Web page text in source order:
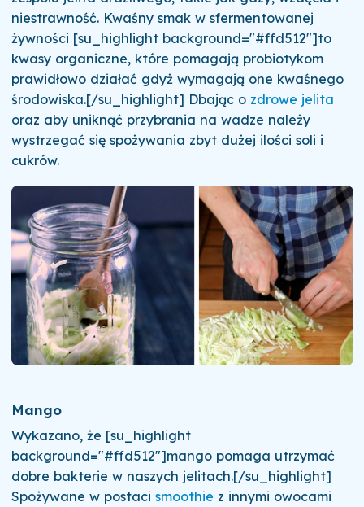
niestrawność. Kwaśny smak w sfermentowanej
żywności [su_highlight background="#ffd512"]to
kwasy organiczne, które pomagają probiotykom
prawidłowo działać gdyż wymagają one kwaśnego
środowiska.[/su_highlight] Dbając o zdrowe jelita
oraz aby uniknąć przybrania na wadze należy
wystrzegać się spożywania zbyt dużej ilości soli i
cukrów.
Mango
Wykazano, że [su_highlight
background="#ffd512"]mango pomaga utrzymać
dobre bakterie w naszych jelitach.[/su_highlight]
Spożywane w postaci smoothie z innymi owocami